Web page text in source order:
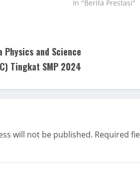
In "Berita Prestasi"
Physics and Science
Tingkat SMP 2024
will not be published. Required